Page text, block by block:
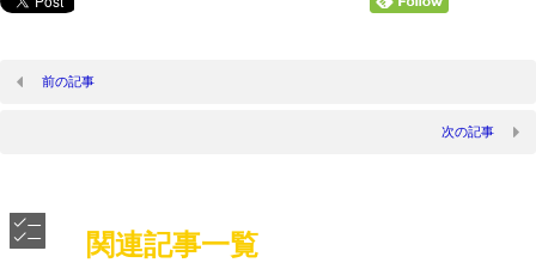
前の記事
次の記事
関連記事一覧